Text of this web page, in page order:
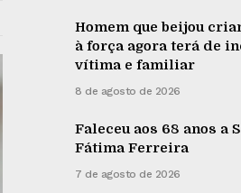
Homem que beijou
à força agora terá de
vítima e familiar
8 de agosto de 2026
Faleceu aos 68 anos a
Fátima Ferreira
7 de agosto de 2026